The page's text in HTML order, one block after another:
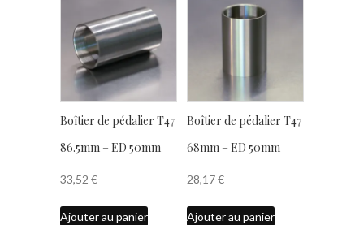
Boîtier de pédalier T47
86.5mm – ED 50mm
33,52 €
Ajouter au panier
Boîtier de pédalier T47
68mm – ED 50mm
28,17€
Ajouter au panier